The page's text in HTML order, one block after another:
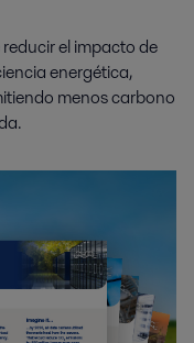
el impacto de
energética,
menos carbono